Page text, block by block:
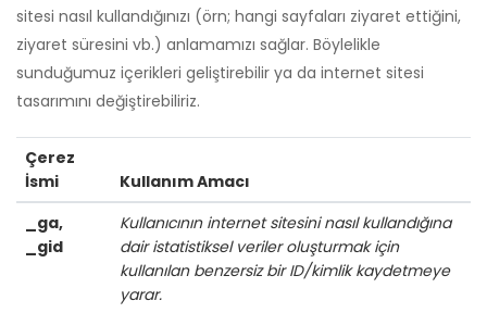
sitesi nasıl kullandığınızı (örn; hangi sayfaları ziyaret ettiğini,
ziyaret süresini vb.) anlamamızı sağlar. Böylelikle
sunduğumuz içerikleri geliştirebilir ya da internet sitesi
tasarımını değiştirebiliriz.
Çerez
İsmi
Kullanım Amacı
_ga,
_gid
Kullanıcının internet sitesini nasıl kullandığına
dair istatistiksel veriler oluşturmak için
kullanılan benzersiz bir ID/kimlik kaydetmeye
yarar.